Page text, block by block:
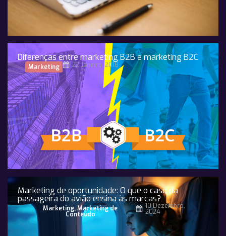
Diferenças entre marketing B2B e marketing B2C
Marketing 22 Janeiro, 2018
Marketing de oportunidade: O que o caso da
passageira do avião ensina às marcas?
Marketing,Marketing de
Conteúdo
10 Dezembro,
2024